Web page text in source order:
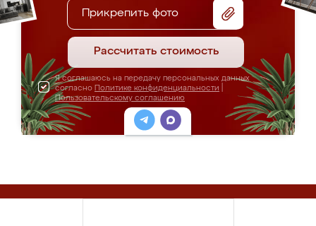
Прикрепить фото
Рассчитать стоимость
Я соглашаюсь на передачу персональных данных
согласно Политике конфиденциальности
Пользовательскому соглашению